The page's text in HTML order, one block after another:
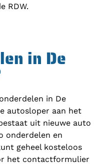
RDW.
in De
in De
autosloper aan het
uit nieuwe auto
onderdelen en
geheel kosteloos
het contactformulier